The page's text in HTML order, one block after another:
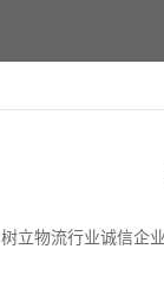
树立物流行业诚信企